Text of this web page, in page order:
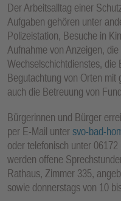
Der Arbeitsalltag einer
Aufgaben gehören unter
Polizeistation, Besuche in
Aufnahme von Anzeigen,
Wechselschichtdienstes,
Begutachtung von Orten
auch die Betreuung von
Bürgerinnen und Bürger
per E-Mail unter svo-bad-
oder telefonisch unter
werden offene
Rathaus, Zimmer 335,
sowie donnerstags von 10